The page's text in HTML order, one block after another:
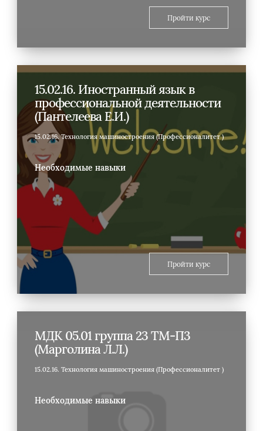
Пройти курс
15.02.16. Иностранный язык в
профессиональной деятельности
(Пантелеева Е.И.)
15.02.16. Технология машиностроения (Профессионалитет )
Необходимые навыки
Пройти курс
МДК 05.01 группа 23 ТМ-П3
(Марголина Л.Л.)
15.02.16. Технология машиностроения (Профессионалитет )
Необходимые навыки